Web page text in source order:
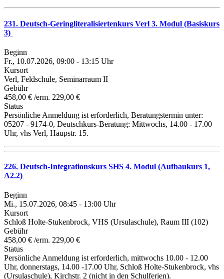
231. Deutsch-Geringliteralisiertenkurs Verl 3. Modul (Basiskurs
3)
Beginn
Fr., 10.07.2026, 09:00 - 13:15 Uhr
Kursort
Verl, Feldschule, Seminarraum II
Gebühr
458,00 € /erm. 229,00 €
Status
Persönliche Anmeldung ist erforderlich, Beratungstermin unter:
05207 - 9174-0, Deutschkurs-Beratung: Mittwochs, 14.00 - 17.00
Uhr, vhs Verl, Haupstr. 15.
226. Deutsch-Integrationskurs SHS 4. Modul (Aufbaukurs 1,
A2.2)
Beginn
Mi., 15.07.2026, 08:45 - 13:00 Uhr
Kursort
Schloß Holte-Stukenbrock, VHS (Ursulaschule), Raum III (102)
Gebühr
458,00 € /erm. 229,00 €
Status
Persönliche Anmeldung ist erforderlich, mittwochs 10.00 - 12.00
Uhr, donnerstags, 14.00 -17.00 Uhr, Schloß Holte-Stukenbrock, vhs
(Ursulaschule), Kirchstr. 2 (nicht in den Schulferien).